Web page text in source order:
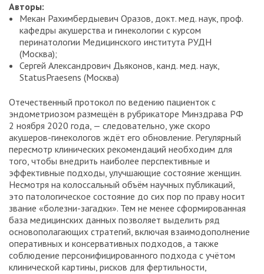
Авторы:
Мекан Рахимбердыевич Оразов, докт. мед. наук, проф.
кафедры акушерства и гинекологии с курсом
перинатологии Медицинского института РУДН
(Москва);
Сергей Александрович Дьяконов, канд. мед. наук,
StatusPraesens (Москва)
Отечественный протокол по ведению пациенток с
эндометриозом размещён в рубрикаторе Минздрава РФ
2 ноября 2020 года, — следовательно, уже скоро
акушеров-гинекологов ждёт его обновление. Регулярный
пересмотр клинических рекомендаций необходим для
того, чтобы внедрить наиболее перспективные и
эффективные подходы, улучшающие состояние женщин.
Несмотря на колоссальный объём научных публикаций,
это патологическое состояние до сих пор по праву носит
звание «болезни-загадки». Тем не менее сформированная
база медицинских данных позволяет выделить ряд
основополагающих стратегий, включая взаимодополнение
оперативных и консервативных подходов, а также
соблюдение персонифицированного подхода с учётом
клинической картины, рисков для фертильности,